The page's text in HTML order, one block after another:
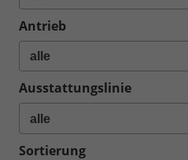
Antrieb
Ausstattungslinie
Sortierung